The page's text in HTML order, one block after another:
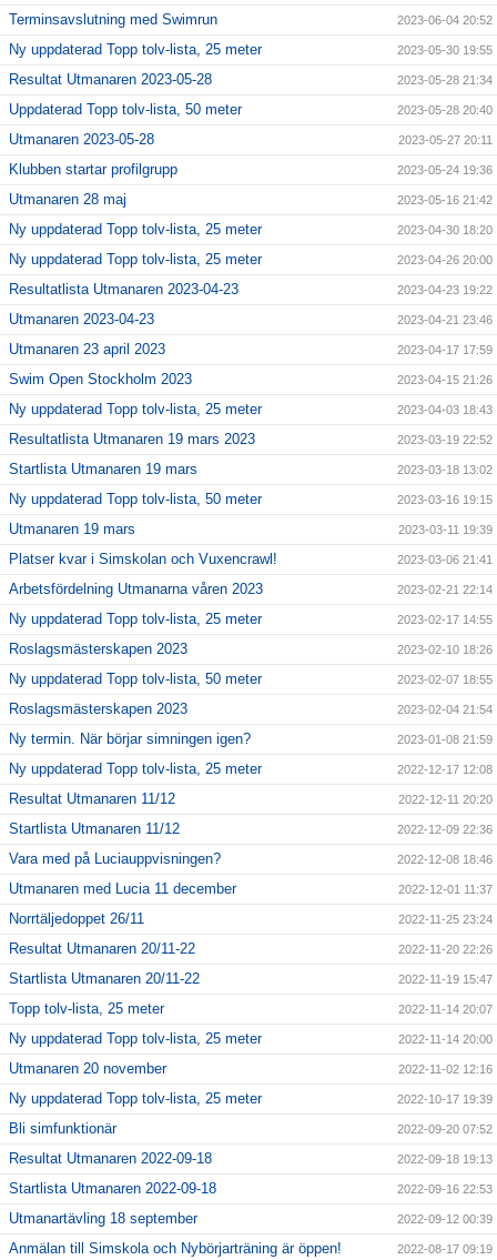
Terminsavslutning med Swimrun 2023-06-04 20:52
Ny uppdaterad Topp tolv-lista, 25 meter 2023-05-30 19:55
Resultat Utmanaren 2023-05-28 2023-05-28 21:34
Uppdaterad Topp tolv-lista, 50 meter 2023-05-28 20:40
Utmanaren 2023-05-28 2023-05-27 20:11
Klubben startar profilgrupp 2023-05-24 19:36
Utmanaren 28 maj 2023-05-16 21:42
Ny uppdaterad Topp tolv-lista, 25 meter 2023-04-30 18:20
Ny uppdaterad Topp tolv-lista, 25 meter 2023-04-26 20:00
Resultatlista Utmanaren 2023-04-23 2023-04-23 19:22
Utmanaren 2023-04-23 2023-04-21 23:46
Utmanaren 23 april 2023 2023-04-17 17:59
Swim Open Stockholm 2023 2023-04-15 21:26
Ny uppdaterad Topp tolv-lista, 25 meter 2023-04-03 18:43
Resultatlista Utmanaren 19 mars 2023 2023-03-19 22:52
Startlista Utmanaren 19 mars 2023-03-18 13:02
Ny uppdaterad Topp tolv-lista, 50 meter 2023-03-16 19:15
Utmanaren 19 mars 2023-03-11 19:39
Platser kvar i Simskolan och Vuxencrawl! 2023-03-06 21:41
Arbetsfördelning Utmanarna våren 2023 2023-02-21 22:14
Ny uppdaterad Topp tolv-lista, 25 meter 2023-02-17 14:55
Roslagsmästerskapen 2023 2023-02-10 18:26
Ny uppdaterad Topp tolv-lista, 50 meter 2023-02-07 18:55
Roslagsmästerskapen 2023 2023-02-04 21:54
Ny termin. När börjar simningen igen? 2023-01-08 21:59
Ny uppdaterad Topp tolv-lista, 25 meter 2022-12-17 12:08
Resultat Utmanaren 11/12 2022-12-11 20:20
Startlista Utmanaren 11/12 2022-12-09 22:36
Vara med på Luciauppvisningen? 2022-12-08 18:46
Utmanaren med Lucia 11 december 2022-12-01 11:37
Norrtäljedoppet 26/11 2022-11-25 23:24
Resultat Utmanaren 20/11-22 2022-11-20 22:26
Startlista Utmanaren 20/11-22 2022-11-19 15:47
Topp tolv-lista, 25 meter 2022-11-14 20:07
Ny uppdaterad Topp tolv-lista, 25 meter 2022-11-14 20:00
Utmanaren 20 november 2022-11-02 12:16
Ny uppdaterad Topp tolv-lista, 25 meter 2022-10-17 19:39
Bli simfunktionär 2022-09-20 07:52
Resultat Utmanaren 2022-09-18 2022-09-18 19:13
Startlista Utmanaren 2022-09-18 2022-09-16 22:53
Utmanartävling 18 september 2022-09-12 00:39
Anmälan till Simskola och Nybörjarträning är öppen! 2022-08-17 09:19